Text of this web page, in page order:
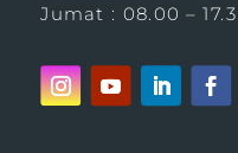
Jumat : 08.00 –